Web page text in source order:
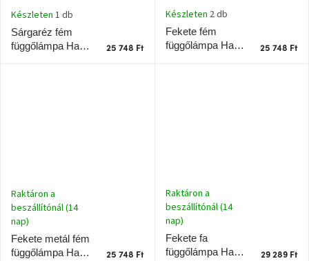
Sárgaréz fém
függőlámpa Halo
Készleten 1 db
25 748 Ft
Fekete fém
függőlámpa Halo
Készleten 2 db
25 748 Ft
Fekete metál fém
függőlámpa Halo
Raktáron a
beszállítónál (14
nap)
25 748 Ft
Fekete fa
függőlámpa Halo
Raktáron a
beszállítónál (14
nap)
29 289 Ft